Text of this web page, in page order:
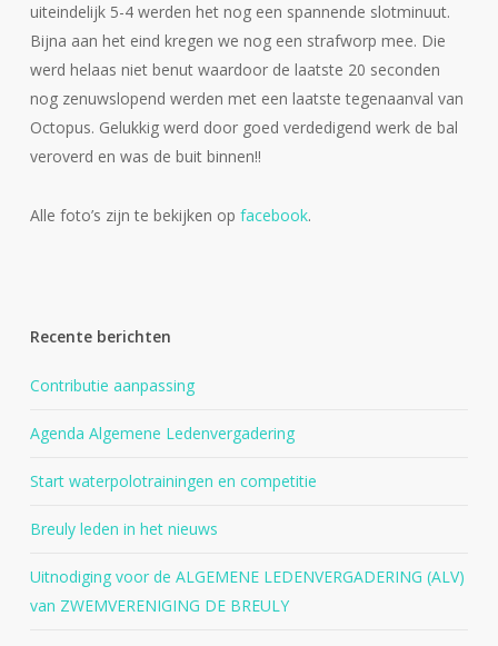
uiteindelijk 5-4 werden het nog een spannende slotminuut.
Bijna aan het eind kregen we nog een strafworp mee. Die
werd helaas niet benut waardoor de laatste 20 seconden
nog zenuwslopend werden met een laatste tegenaanval van
Octopus. Gelukkig werd door goed verdedigend werk de bal
veroverd en was de buit binnen!!
Alle foto’s zijn te bekijken op facebook.
Recente berichten
Contributie aanpassing
Agenda Algemene Ledenvergadering
Start waterpolotrainingen en competitie
Breuly leden in het nieuws
Uitnodiging voor de ALGEMENE LEDENVERGADERING (ALV)
van ZWEMVERENIGING DE BREULY